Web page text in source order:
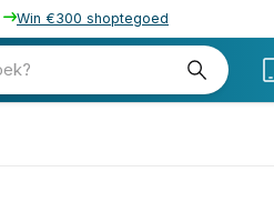
Win €300 shoptegoed